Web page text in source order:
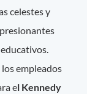
celestes y
empleados
el Kennedy